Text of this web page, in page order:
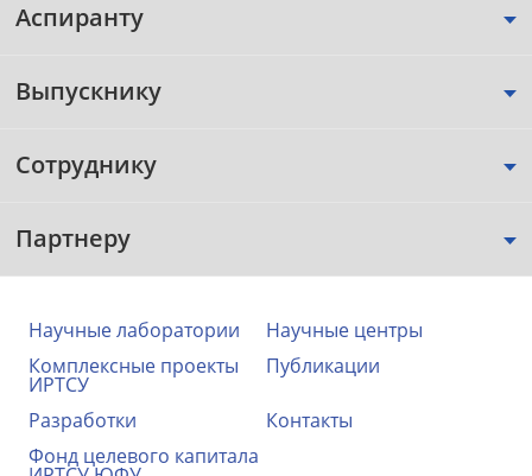
Аспиранту
Выпускнику
Сотруднику
Партнеру
Научные лаборатории
Научные центры
Комплексные проекты
ИРТСУ
Публикации
Разработки
Контакты
Фонд целевого капитала